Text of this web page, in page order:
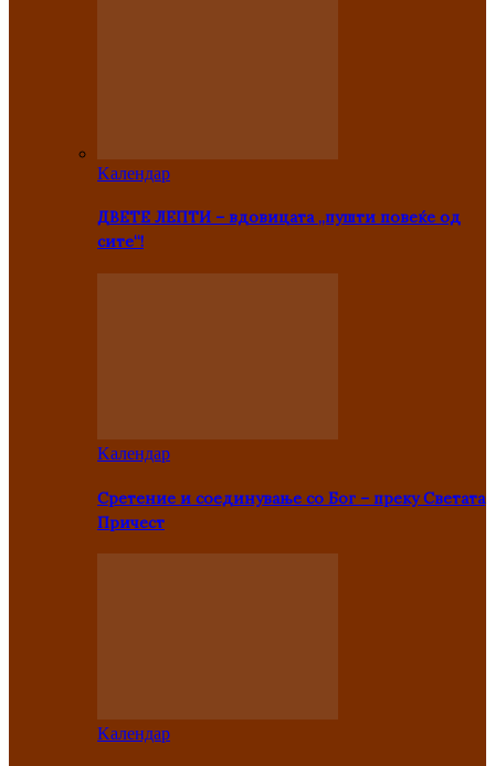
Kалендар
ДВЕТЕ ЛЕПТИ – вдовицата „пушти повеќе од
сите“!
Kалендар
Сретение и соединување со Бог – преку Светата
Причест
Kалендар